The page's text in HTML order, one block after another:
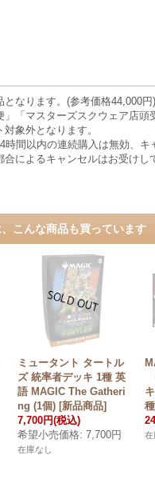
となります。(参考価格44,000円)
「マスターズスクウェア店頭
象外となります。
時間以内の連続購入は無効、キ
によるキャンセルはお受けし
こんな商品も買っています
ミュータント タートル
ズ 統率者デッキ 1種 英
語 MAGIC The Gatheri
ng (1個) [新品商品]
7,700円(税込)
希望小売価格: 7,700円
在庫なし
在